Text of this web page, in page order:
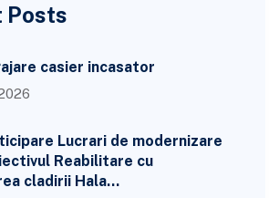
Posts
casier incasator
Lucrari de modernizare
Reabilitare cu
cladirii Hala…